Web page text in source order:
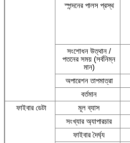
স্পন্দনের পালস প্রস্থ
সংশোধন উত্থান /
পতনের সময় (সর্বনিম্ন
মান)
অপারেশন তাপমাত্রা
বর্তমান
ফাইবার ডেটা
মূল ব্যাস
সংখ্যার অ্যাপারচার
ফাইবার দৈর্ঘ্য